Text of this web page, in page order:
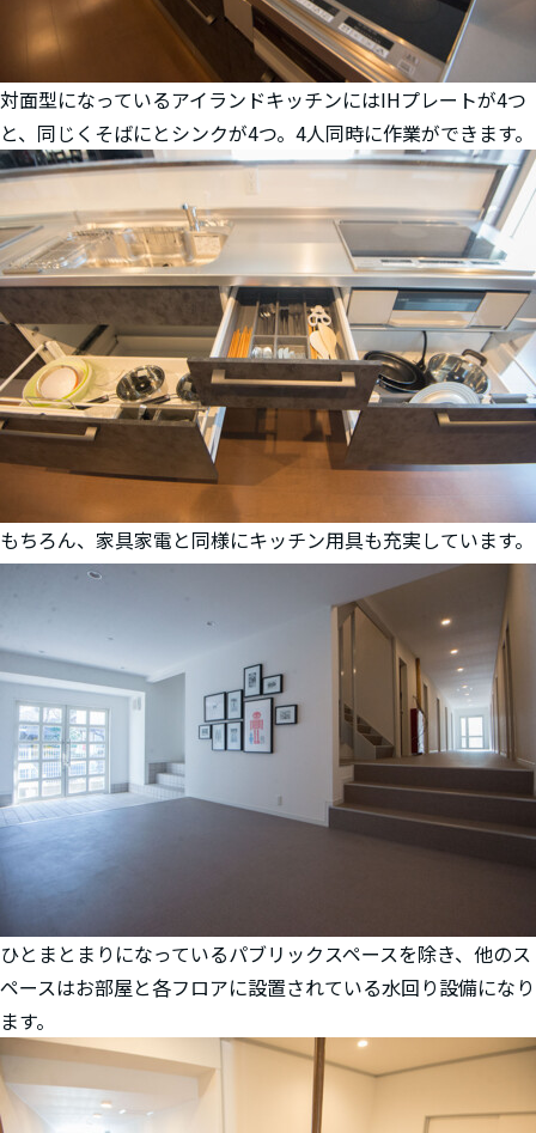
対面型になっているアイランドキッチンにはIHプレートが4つ
と、同じくそばにとシンクが4つ。4人同時に作業ができます。
もちろん、家具家電と同様にキッチン用具も充実しています。
ひとまとまりになっているパブリックスペースを除き、他のス
ペースはお部屋と各フロアに設置されている水回り設備になり
ます。